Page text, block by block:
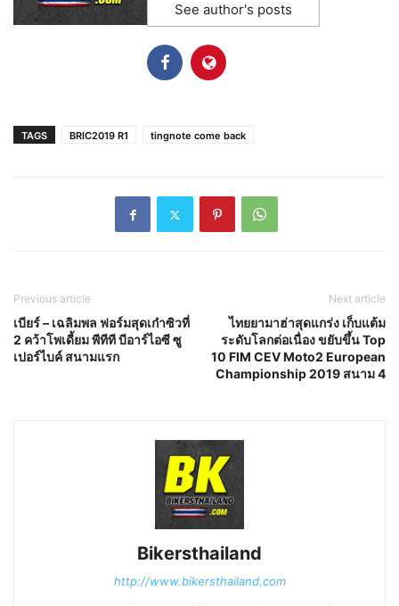
See author's posts
TAGS BRIC2019 R1 tingnote come back
Previous article
เบียร์ – เฉลิมพล ฟอร์มสุดเก๋าซิวที่
2 คว้าโพเดี้ยม พีทีที บีอาร์ไอซี ซู
เปอร์ไบค์ สนามแรก
Next article
ไทยยามาฮ่าสุดแกร่ง เก็บแต้ม
ระดับโลกต่อเนื่อง ขยับขึ้น Top
10 FIM CEV Moto2 European
Championship 2019 สนาม 4
Bikersthailand
http://www.bikersthailand.com